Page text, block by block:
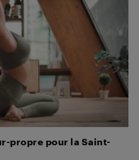
propre pour la Saint-